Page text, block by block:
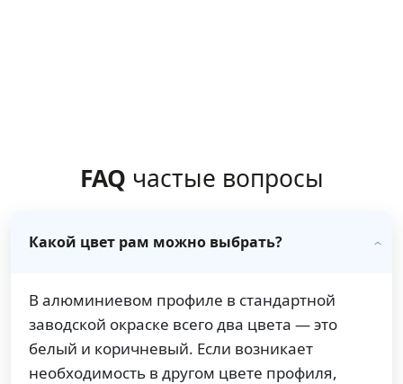
FAQ частые вопросы
Какой цвет рам можно выбрать?
В алюминиевом профиле в стандартной
заводской окраске всего два цвета — это
белый и коричневый. Если возникает
необходимость в другом цвете профиля,